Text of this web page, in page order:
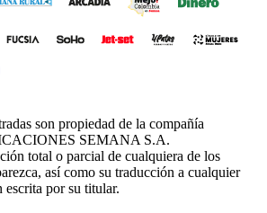
window
son propiedad de la compañía
SEMANA S.A.
total o parcial de cualquiera de los
así como su traducción a cualquier
por su titular.